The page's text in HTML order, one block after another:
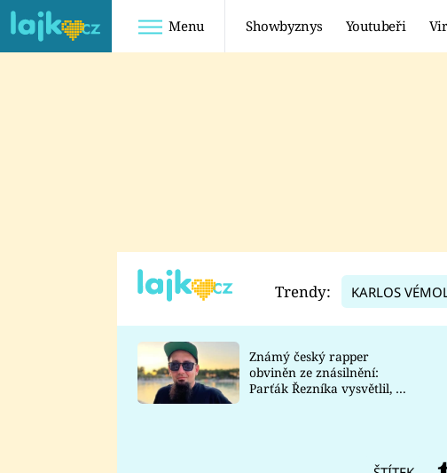
Menu Showbyznys Youtubeři
TADEÁŠ KUBĚNKA
DATEL
Trendy: KARLOS
Známý český rapper
obviněn ze znásilnění:
Parťák Řezníka vysvětlil, co